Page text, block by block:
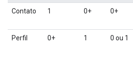
Contato 1 0+ 0+
Perfil 0+ 1 0 ou 1